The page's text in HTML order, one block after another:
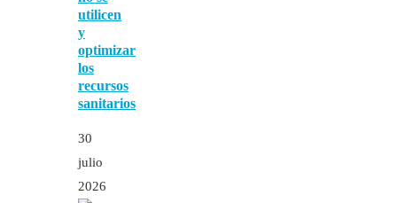
utilicen
y
optimizar
los
recursos
sanitarios
30
julio
2026